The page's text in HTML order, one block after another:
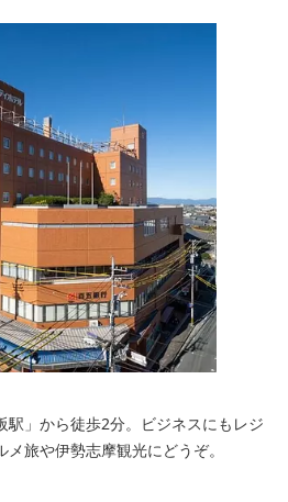
駅」から徒歩2分。ビジネスにもレジ
旅や伊勢志摩観光にどうぞ。